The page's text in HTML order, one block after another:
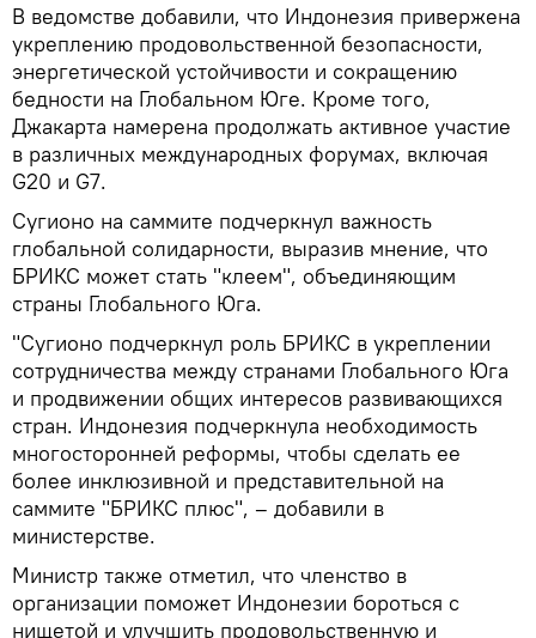
В ведомстве добавили, что Индонезия привержена
укреплению продовольственной безопасности,
энергетической устойчивости и сокращению
бедности на Глобальном Юге. Кроме того,
Джакарта намерена продолжать активное участие
в различных международных форумах, включая
G20 и G7.
Сугионо на саммите подчеркнул важность
глобальной солидарности, выразив мнение, что
БРИКС может стать "клеем", объединяющим
страны Глобального Юга.
"Сугионо подчеркнул роль БРИКС в укреплении
сотрудничества между странами Глобального Юга
и продвижении общих интересов развивающихся
стран. Индонезия подчеркнула необходимость
многосторонней реформы, чтобы сделать ее
более инклюзивной и представительной на
саммите "БРИКС плюс", – добавили в
министерстве.
Министр также отметил, что членство в
организации поможет Индонезии бороться с
нищетой и улучшить продовольственную и